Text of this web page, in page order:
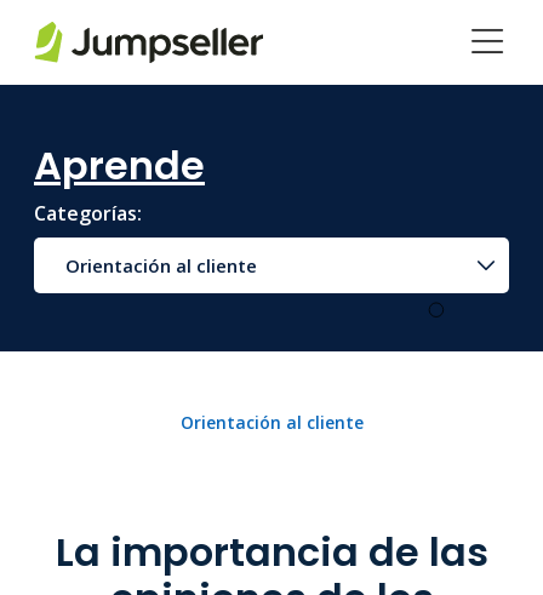
Aprende
Categorías:
Orientación al cliente
Orientación al cliente
La importancia de las